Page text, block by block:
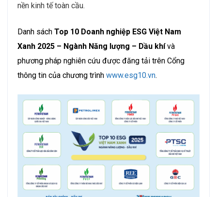
nền kinh tế toàn cầu.
Danh sách Top 10 Doanh nghiệp ESG Việt Nam
Xanh 2025 – Ngành Năng lượng – Dầu khí và
phương pháp nghiên cứu được đăng tải trên Cổng
thông tin của chương trình www.esg10.vn.